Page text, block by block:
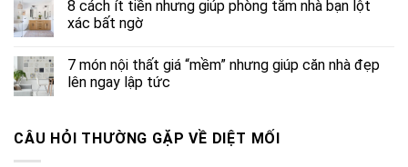
8 cách ít tiền nhưng giúp phòng tắm nhà bạn lột
xác bất ngờ
7 món nội thất giá “mềm” nhưng giúp căn nhà đẹp
lên ngay lập tức
CÂU HỎI THƯỜNG GẶP VỀ DIỆT MỐI